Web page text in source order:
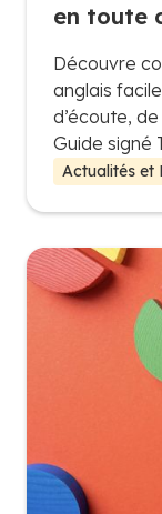
en toute
Découvre
anglais
d’écoute,
Guide signé
Actualités et